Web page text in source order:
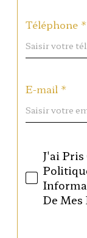
Téléphone *
E-mail *
J'ai
De